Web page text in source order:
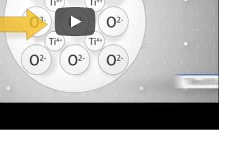
Máquina de impresión láser UV LIS-250D